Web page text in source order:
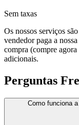
Sem taxas
Os nossos serviços
vendedor paga a
compra (compre
adicionais.
Perguntas
Como funciona